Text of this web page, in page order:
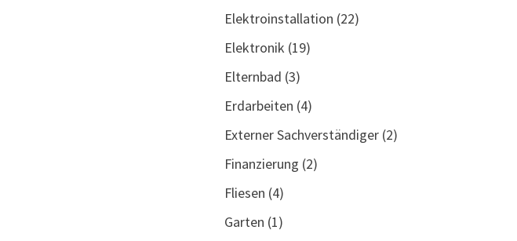
Elektroinstallation (22)
Elektronik (19)
Elternbad (3)
Erdarbeiten (4)
Externer Sachverständiger(2)
Finanzierung (2)
Fliesen (4)
Garten (1)